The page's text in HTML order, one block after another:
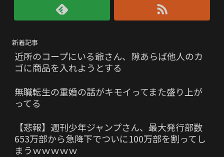
新着記事
近所のコープにいる爺さん、隙あらば他人のカ
ゴに商品を入れようとする
無職転生の重婚の話がキモイってまた盛り上が
ってる
【悲報】週刊少年ジャンプさん、最大発行部数
653万部から急降下でついに100万部を割ってし
まうｗｗｗｗｗ